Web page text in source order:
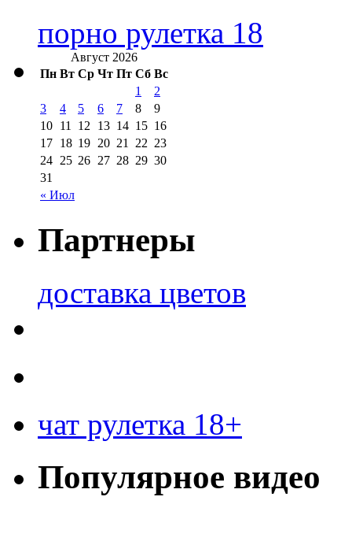
порно рулетка 18
Август 2026
Пн Вт Ср Чт Пт Сб Вс
« Июл
1
2
3
4 5 6 7 8
9
10 11 12 13 14 15 16
17 18 19 20 21 22 23
24 25 26 27 28 29 30
31
Партнеры
доставка цветов
чат рулетка 18+
Популярное видео